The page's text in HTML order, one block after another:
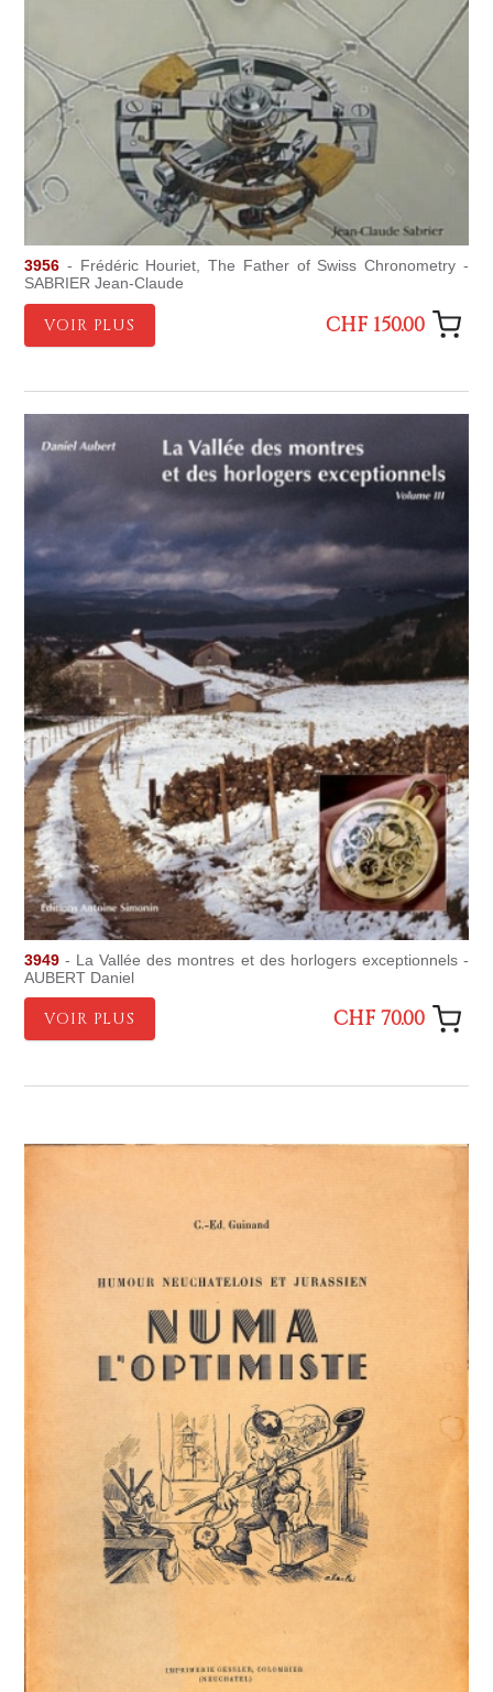
3956 - Frédéric Houriet, The Father of Swiss Chronometry -
SABRIER Jean-Claude
VOIR PLUS CHF 150.00
3949 - La Vallée des montres et des horlogers exceptionnels -
AUBERT Daniel
VOIR PLUS CHF 70.00